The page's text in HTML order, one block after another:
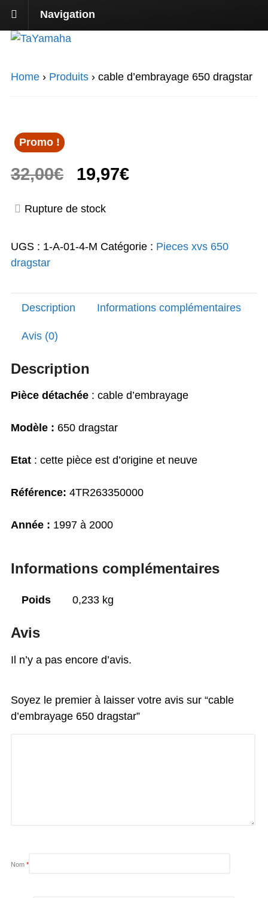
Navigation
Home › Produits › cable d’embrayage 650 dragstar
Promo !
32,00€
Le
était :
19,97€Le
est :
Rupture de stock
UGS : 1-A-01-4-M Catégorie : Pieces xvs 650
dragstar
Description Informations complémentaires
Avis (0)
Description
Pièce détachée : cable d’embrayage
Modèle : 650 dragstar
Etat : cette pièce est d’origine et neuve
Référence: 4TR263350000
Année : 1997 à 2000
Informations complémentaires
Poids 0,233 kg
Avis
Il n’y a pas encore d’avis.
Soyez le premier à laisser votre avis sur “cable
d’embrayage 650 dragstar”
Nom *